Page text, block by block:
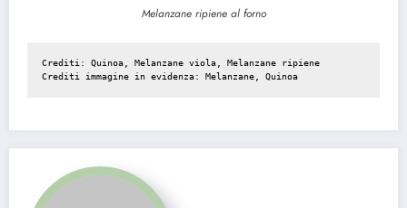
Melanzane ripiene al forno
Crediti: Quinoa, Melanzane viola,
Melanzane ripiene
Crediti immagine in evidenza:
Melanzane, Quinoa